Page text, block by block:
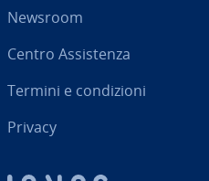
Newsroom
Centro As­si­sten­za
Termini e con­di­zio­ni
Privacy